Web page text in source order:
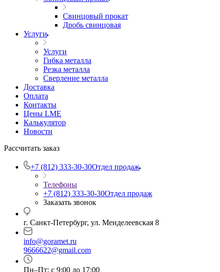
Свинцовый прокат
Дробь свинцовая
Услуги
Услуги
Гибка металла
Резка металла
Сверление металла
Доставка
Оплата
Контакты
Цены LME
Калькулятор
Новости
Рассчитать заказ
+7 (812) 333-30-30Отдел продаж
Телефоны
+7 (812) 333-30-30Отдел продаж
Заказать звонок
г. Санкт-Петербург, ул. Менделеевская 8
info@goramet.ru
9666622@gmail.com
Пн–Пт: с 9:00 до 17:00